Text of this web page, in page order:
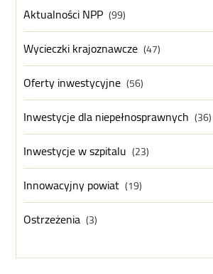
Aktualności NPP (99)
Wycieczki krajoznawcze (47)
Oferty inwestycyjne (56)
Inwestycje dla niepełnosprawnych (36)
Inwestycje w szpitalu (23)
Innowacyjny powiat (19)
Ostrzeżenia (3)